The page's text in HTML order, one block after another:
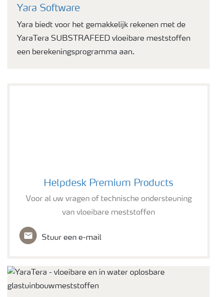
Yara Software
Yara biedt voor het gemakkelijk rekenen met de
YaraTera SUBSTRAFEED vloeibare meststoffen
een berekeningsprogramma aan.
Helpdesk Premium Products
Voor al uw vragen of technische ondersteuning
van vloeibare meststoffen
Stuur een e-mail